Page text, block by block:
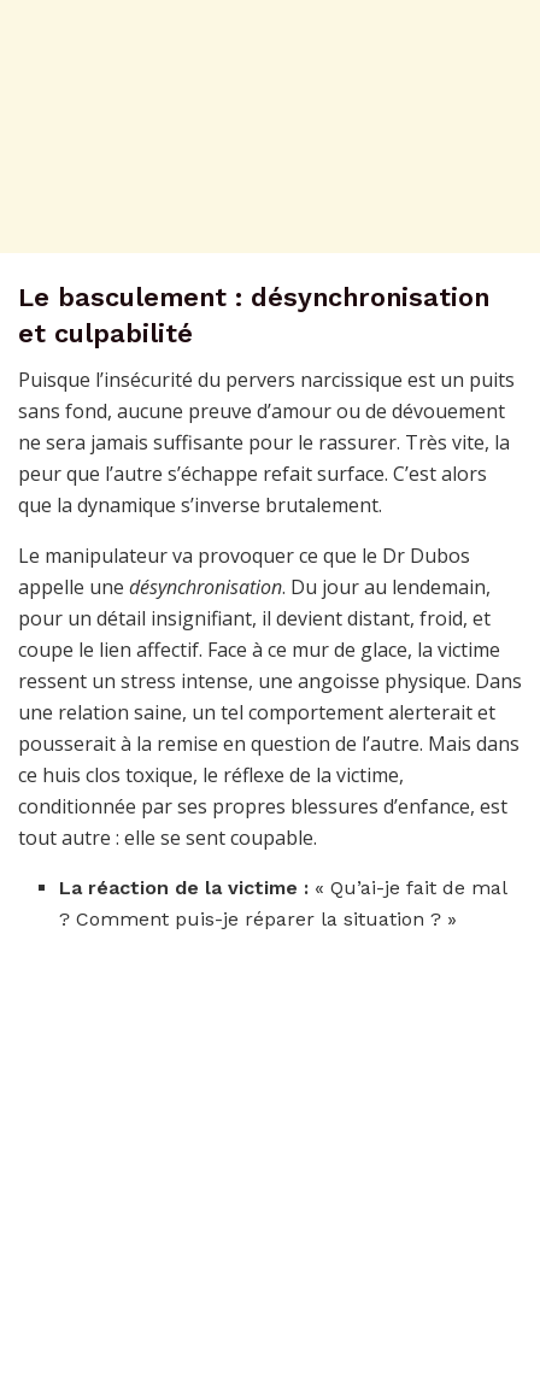
Le basculement : désynchronisation
et culpabilité
Puisque l’insécurité du pervers narcissique est un puits
sans fond, aucune preuve d’amour ou de dévouement
ne sera jamais suffisante pour le rassurer. Très vite, la
peur que l’autre s’échappe refait surface. C’est alors
que la dynamique s’inverse brutalement.
Le manipulateur va provoquer ce que le Dr Dubos
appelle une désynchronisation. Du jour au lendemain,
pour un détail insignifiant, il devient distant, froid, et
coupe le lien affectif. Face à ce mur de glace, la victime
ressent un stress intense, une angoisse physique. Dans
une relation saine, un tel comportement alerterait et
pousserait à la remise en question de l’autre. Mais dans
ce huis clos toxique, le réflexe de la victime,
conditionnée par ses propres blessures d’enfance, est
tout autre : elle se sent coupable.
La réaction de la victime : « Qu’ai-je fait de mal
? Comment puis-je réparer la situation ? »